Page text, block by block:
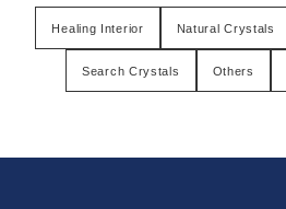
Healing Interior Natural Crystals
Search Crystals Others